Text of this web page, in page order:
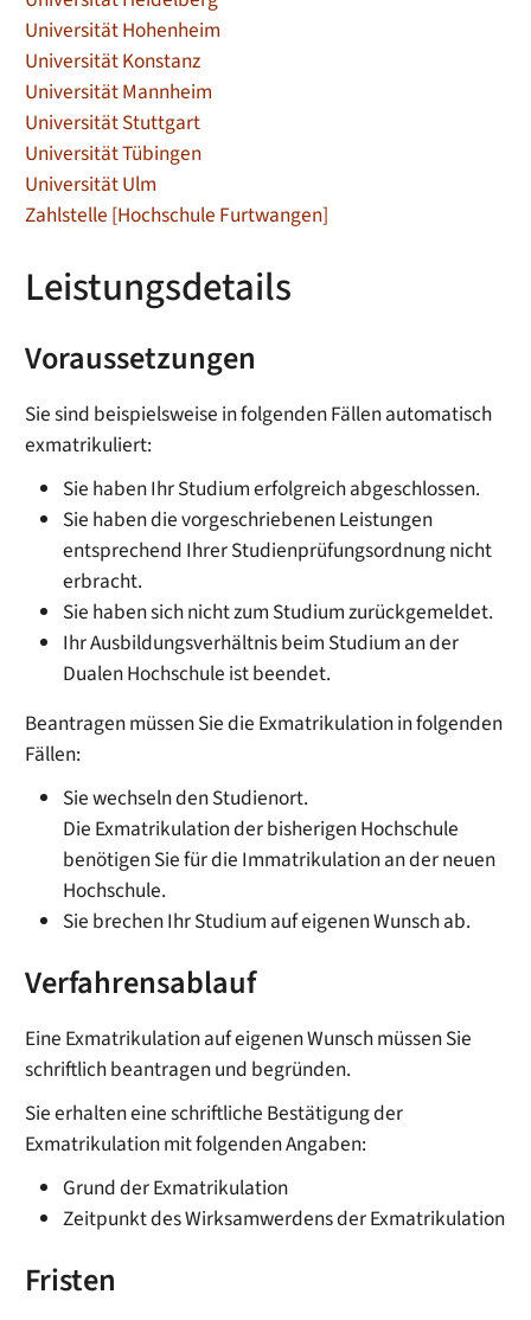
Universität Hohenheim
Universität Konstanz
Universität Mannheim
Universität Stuttgart
Universität Tübingen
Universität Ulm
Zahlstelle [Hochschule Furtwangen]
Leistungsdetails
Voraussetzungen
Sie sind beispielsweise in folgenden Fällen automatisch
exmatrikuliert:
Sie haben Ihr Studium erfolgreich abgeschlossen.
Sie haben die vorgeschriebenen Leistungen
entsprechend Ihrer Studienprüfungsordnung nicht
erbracht.
Sie haben sich nicht zum Studium zurückgemeldet.
Ihr Ausbildungsverhältnis beim Studium an der
Dualen Hochschule ist beendet.
Beantragen müssen Sie die Exmatrikulation in folgenden
Fällen:
Sie wechseln den Studienort.
Die Exmatrikulation der bisherigen Hochschule
benötigen Sie für die Immatrikulation an der neuen
Hochschule.
Sie brechen Ihr Studium auf eigenen Wunsch ab.
Verfahrensablauf
Eine Exmatrikulation auf eigenen Wunsch müssen Sie
schriftlich beantragen und begründen.
Sie erhalten eine schriftliche Bestätigung der
Exmatrikulation mit folgenden Angaben:
Grund der Exmatrikulation
Zeitpunkt des Wirksamwerdens der Exmatrikulation
Fristen